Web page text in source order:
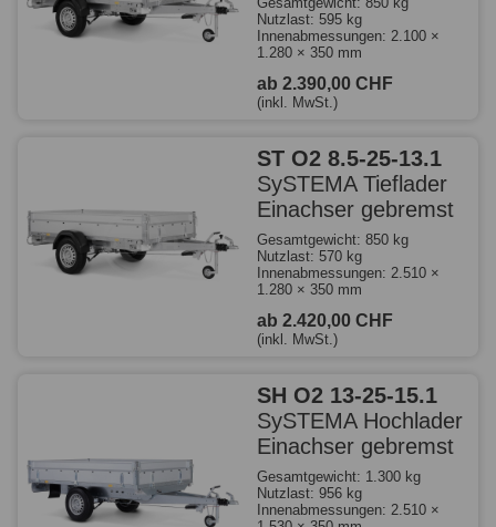
Nutzlast: 595 kg
Innenabmessungen: 2.100 ×
1.280 × 350 mm
ab 2.390,00 CHF
(inkl. MwSt.)
ST O2 8.5-25-13.1
SySTEMA Tieflader
Einachser gebremst
Gesamtgewicht: 850 kg
Nutzlast: 570 kg
Innenabmessungen: 2.510 ×
1.280 × 350 mm
ab 2.420,00 CHF
(inkl. MwSt.)
SH O2 13-25-15.1
SySTEMA Hochlader
Einachser gebremst
Gesamtgewicht: 1.300 kg
Nutzlast: 956 kg
Innenabmessungen: 2.510 ×